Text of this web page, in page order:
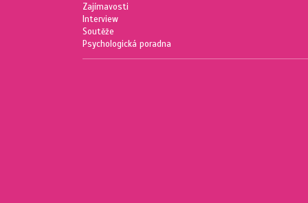
Zajímavosti
Interview
Soutěže
Psychologická poradna